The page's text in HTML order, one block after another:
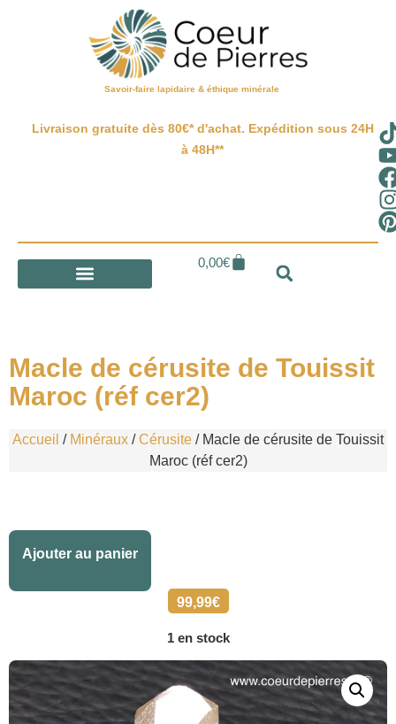
Savoir-faire lapidaire & éthique minérale
Livraison gratuite dès 80€* d'achat. Expédition sous 24H
à 48H**
0,00€
Macle de cérusite de Touissit
Maroc (réf cer2)
Accueil / Minéraux /Cérusite / Macle de cérusite de Touissit
Maroc (réf cer2)
99,99€
1 en stock
Ajouter au panier